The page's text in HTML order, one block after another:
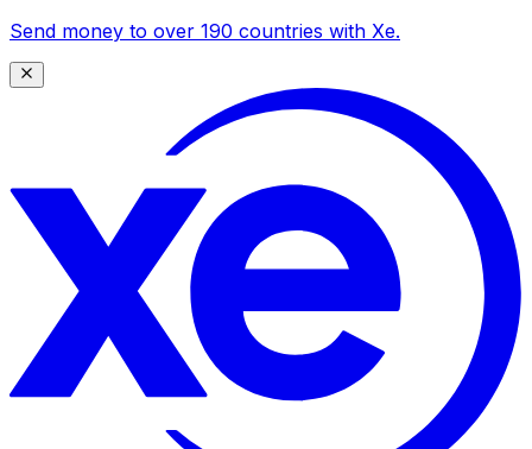
Send money to over 190 countries with Xe.